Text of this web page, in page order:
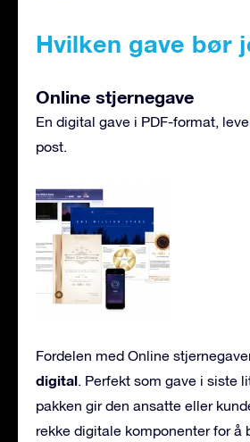
Hvilken gave bør
Online stjernegave
En digital gave i PDF-format,
post.
Fordelen med Online
digital. Perfekt som gave i siste
pakken gir den ansatte eller
rekke digitale komponenter for å